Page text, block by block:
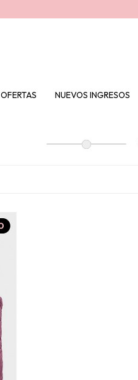
OFERTAS NUEVOS INGRESOS